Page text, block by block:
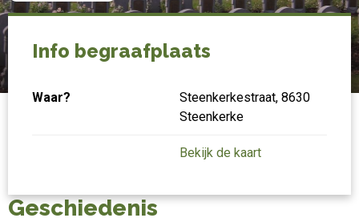
Home
Belgian
War
Register
Steenkerke
Info begraafplaats
Waar?
Steenkerkestraat, 8630
Steenkerke
Bekijk de kaart
Geschiedenis